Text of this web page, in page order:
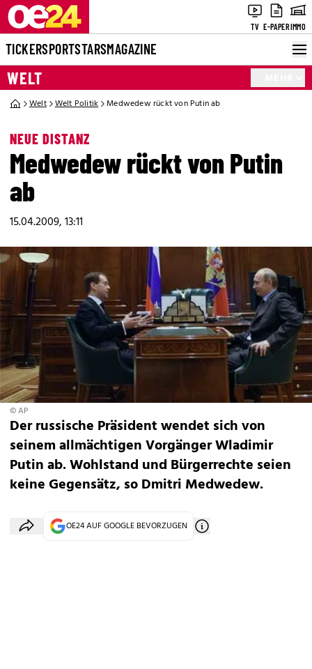
TV E-PAPERIMMO
TICKERSPORTSTARSMAGAZINE
WELT
Welt Welt Politik Medwedew rückt von Putin ab
NEUE DISTANZ
Medwedew rückt von Putin
ab
15.04.2009, 13:11
© AP
Der russische Präsident wendet sich von
seinem allmächtigen Vorgänger Wladimir
Putin ab. Wohlstand und Bürgerrechte seien
keine Gegensätz, so Dmitri Medwedew.
OE24 AUF GOOGLE BEVORZUGEN